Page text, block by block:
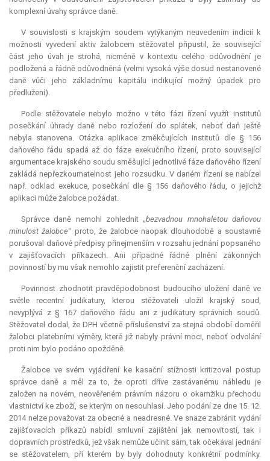
komplexní úvahy správce daně.
V souvislosti s krajským soudem vytýkaným neuvedením indicií k
možnosti vyvedení aktiv žalobcem stěžovatel připustil, že související
část jeho úvah je strohá, nicméně v kontextu celého odůvodnění je
podložená a řádně odůvodněná (velmi vysoká výše dosud nestanovené
daně vůči jeho základnímu kapitálu indikující možný úpadek pro
předlužení).
Podle stěžovatele nebylo možno v této fázi řízení využít institutů
posečkání úhrady daně nebo rozložení do splátek, neboť daň ještě
nebyla stanovena. Otázka aplikace změkčujících institutů dle § 156
daňového řádu spadá až do fáze exekučního řízení, proto související
argumentace krajského soudu směšující jednotlivé fáze daňového řízení
zakládá nepřezkoumatelnost jeho rozsudku. V daném řízení se nabízel
např. odklad exekuce, posečkání dle § 156 daňového řádu, o jejichž
aplikaci může žalobce požádat.
Správce daně nemohl zohlednit „bezvadnou mnohaletou daňovou
minulost žalobce“ proto, že žalobce naopak dlouhodobě a soustavně
porušoval daňové předpisy přinejmenším v rozsahu jednání popsaného
v zajišťovacích příkazech. Ani případné řádné plnění zákonných
povinností by mu však nemohlo zajistit preferenční zacházení.
Povinnost zhodnotit pravděpodobnost budoucího uložení daně ve
světle recentní judikatury, kterou stěžovateli uložil krajský soud,
nevyplývá z § 167 daňového řádu ani z judikatury správních soudů.
Stěžovatel dodal, že DPH včetně příslušenství za stejná období doměřil
žalobci platebními výměry, které již nabyly právní moci, neboť odvolání
proti nim bylo podáno opožděně.
Žalobce ve svém vyjádření ke kasační stížnosti kritizoval postup
správce daně a měl za to, že oproti dříve zastávanému náhledu je
založen na novém, neověřeném právním názoru o okamžiku přechodu
vlastnictví ke zboží, se kterým on nesouhlasí. Jeho podání ze dne 15. 12.
2014 nelze považovat za obecné a neadresné. Ve snaze zabránit vydání
zajišťovacích příkazů nabídl smluvní zajištění jak nemovitostí, tak i
dopravních prostředků, jež však nemůže učinit sám, tak očekával jednání
se stěžovatelem, při kterém by byly dohodnuty konkrétní podmínky.